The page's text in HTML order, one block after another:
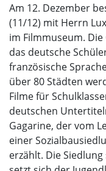
Am 12. Dezember
(11/12) mit Herrn
im Filmmuseum.
das deutsche
französische
über 80 Städten
Filme für
deutschen
Gagarine, der vom
einer
erzählt. Die